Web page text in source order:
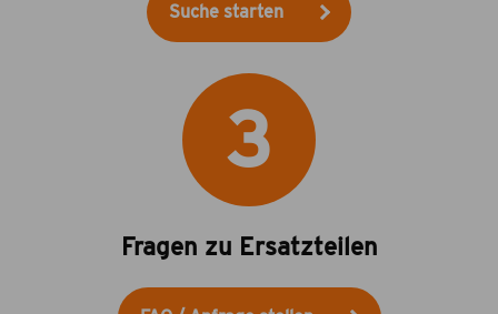
Suche starten
3
Fragen zu Ersatzteilen